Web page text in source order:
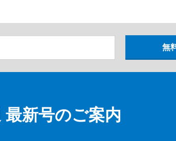
最新号のご案内